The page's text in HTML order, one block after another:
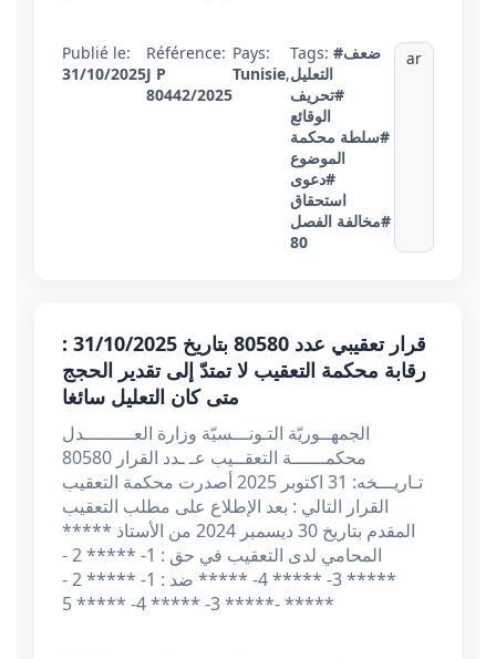
Publié le:
31/10/2025
Référence:
J P
80442/2025
Pays:
Tunisie,
Tags: #ضعف
التعليل
#تحريف
الوقائع
#سلطة محكمة
الموضوع
#دعوى
استحقاق
#مخالفة الفصل
80
ar
قرار تعقيبي عدد 80580 بتاريخ 31/10/2025 :
رقابة محكمة التعقيب لا تمتدّ إلى تقدير الحجج
متى كان التعليل سائغا
الجمهــوريّة التـونـــسيّة وزارة العـــــــــدل
محكمــــــة التعقــيب عـ ـدد القرار 80580
تـاريـــخه: 31 اكتوبر 2025 أصدرت محكمة التعقيب
القرار التالي : بعد الإطلاع على مطلب التعقيب
المقدم بتاريخ 30 ديسمبر 2024 من الأستاذ *****
المحامي لدى التعقيب في حق : 1- ***** 2 -
***** 3- ***** 4- ***** ضد : 1- ***** 2 -
***** 3- ***** 4- ***** 5- *****